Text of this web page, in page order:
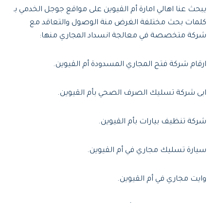
يبحث عنا اهالي امارة أم القيوين على مواقع جوجل الخدمي بـ
كلمات بحث مختلفة الغرض منة الوصول والتعاقد مع
شركة متخصصة في معالجة انسداد المجاري منها:
ارقام شركة فتح المجاري المسدودة أم القيوين.
ابى شركة تسليك الصرف الصحي بأم القيوين.
شركة تنظيف بيارات بأم القيوين.
سيارة تسليك مجاري في أم القيوين.
وايت مجاري في أم القيوين.